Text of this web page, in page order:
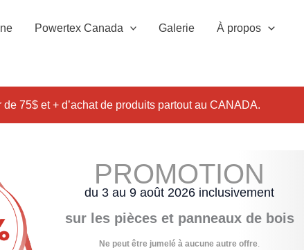
Powertex Canada Galerie À propos
75$ et + d’achat de produits partout au CANADA.
PROMOTION
du 3 au 9 août 2026 inclusivement
sur les pièces et panneaux de bois
Ne peut être jumelé à aucune autre offre